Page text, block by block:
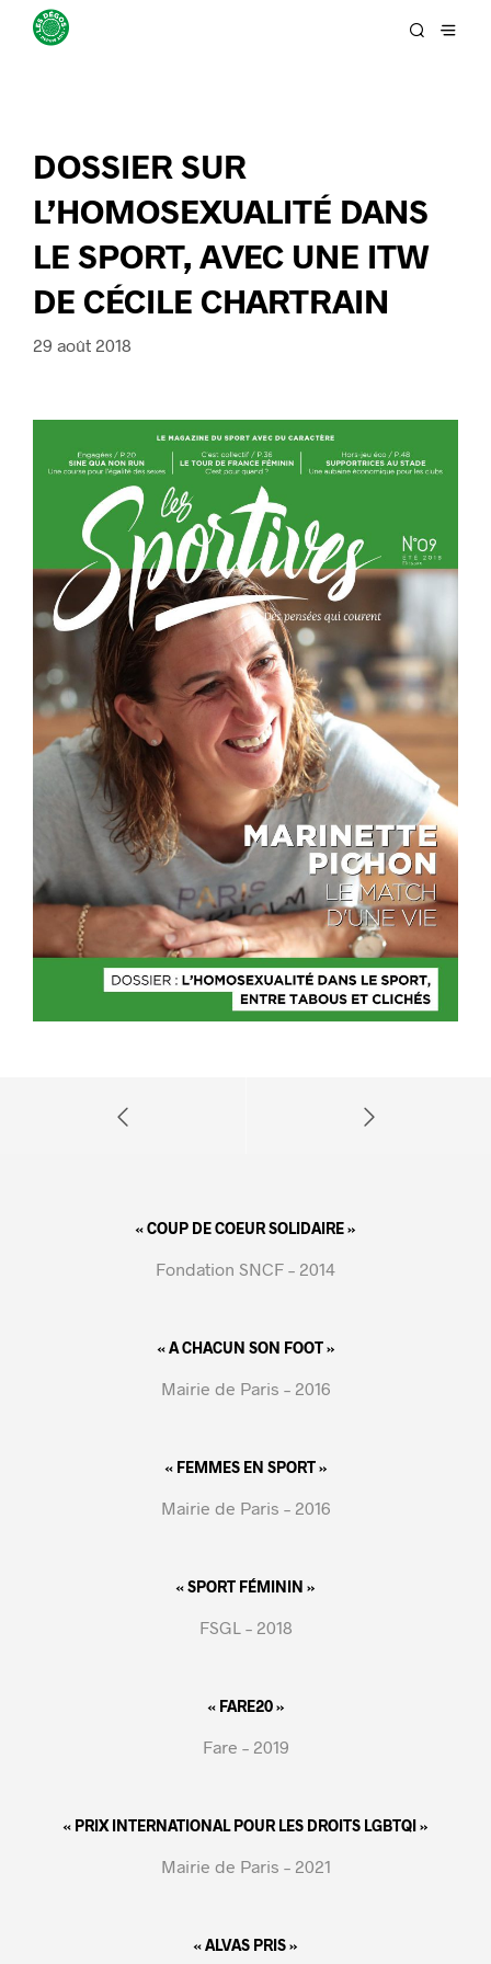
DOSSIER SUR
L’HOMOSEXUALITÉ DANS
LE SPORT, AVEC UNE ITW
DE CÉCILE CHARTRAIN
29 août 2018
« COUP DE COEUR SOLIDAIRE »
Fondation SNCF – 2014
« A CHACUN SON FOOT »
Mairie de Paris – 2016
« FEMMES EN SPORT »
Mairie de Paris – 2016
« SPORT FÉMININ »
FSGL – 2018
« FARE20 »
Fare – 2019
« PRIX INTERNATIONAL POUR LES DROITS LGBTQI »
Mairie de Paris – 2021
« ALVAS PRIS »